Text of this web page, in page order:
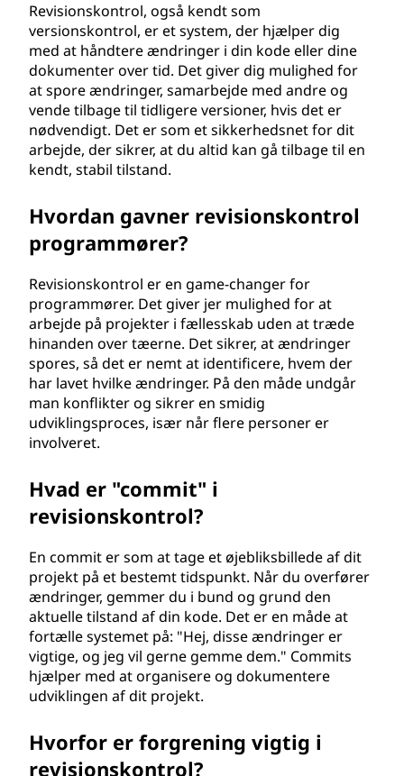
Revisionskontrol, også kendt som
versionskontrol, er et system, der hjælper dig
med at håndtere ændringer i din kode eller dine
dokumenter over tid. Det giver dig mulighed for
at spore ændringer, samarbejde med andre og
vende tilbage til tidligere versioner, hvis det er
nødvendigt. Det er som et sikkerhedsnet for dit
arbejde, der sikrer, at du altid kan gå tilbage til en
kendt, stabil tilstand.
Hvordan gavner revisionskontrol
programmører?
Revisionskontrol er en game-changer for
programmører. Det giver jer mulighed for at
arbejde på projekter i fællesskab uden at træde
hinanden over tæerne. Det sikrer, at ændringer
spores, så det er nemt at identificere, hvem der
har lavet hvilke ændringer. På den måde undgår
man konflikter og sikrer en smidig
udviklingsproces, især når flere personer er
involveret.
Hvad er "commit" i
revisionskontrol?
En commit er som at tage et øjebliksbillede af dit
projekt på et bestemt tidspunkt. Når du overfører
ændringer, gemmer du i bund og grund den
aktuelle tilstand af din kode. Det er en måde at
fortælle systemet på: "Hej, disse ændringer er
vigtige, og jeg vil gerne gemme dem." Commits
hjælper med at organisere og dokumentere
udviklingen af dit projekt.
Hvorfor er forgrening vigtig i
revisionskontrol?